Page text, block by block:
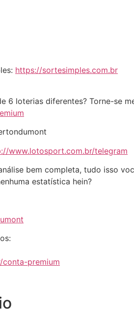
https://sortesimples.com.br
6 loterias diferentes? Torne-se
www.lotosport.com.br/telegram
bem completa, tudo isso
estatística hein?
premium